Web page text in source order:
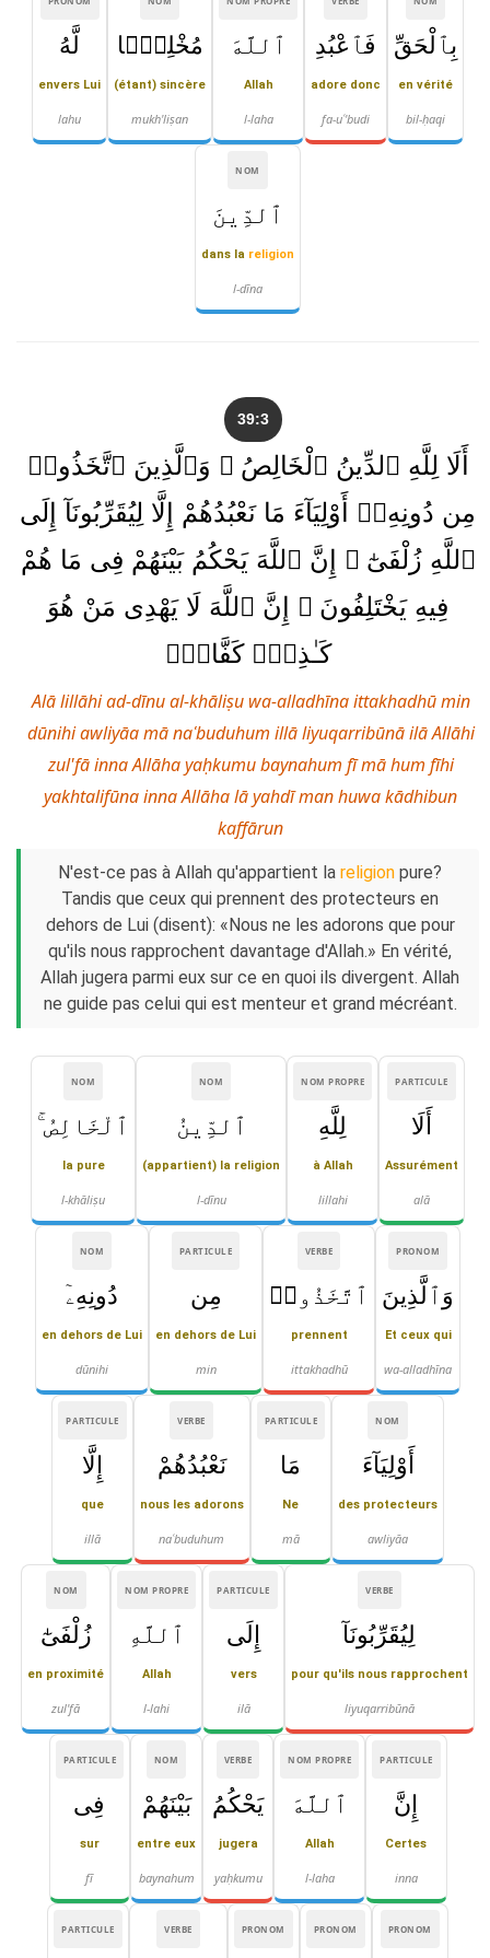
بِٱلْحَقِّ
en vérité
bil-ḥaqi
فَٱعْبُدِ
adore donc
fa-uʿ'budi
ٱللَّهَ
Allah
l-laha
مُخْلِصًۭا
(étant) sincère
mukh'liṣan
لَّهُ
envers Lui
lahu
NOM
ٱلدِّينَ
dans la religion
l-dīna
39:3
أَلَا لِلَّهِ ٱلدِّينُ ٱلْخَالِصُ ۚ وَٱلَّذِينَ ٱتَّخَذُوا۟
مِن دُونِهِۦٓ أَوْلِيَآءَ مَا نَعْبُدُهُمْ إِلَّا لِيُقَرِّبُونَآ إِلَى
ٱللَّهِ زُلْفَىٰٓ ۚ إِنَّ ٱللَّهَ يَحْكُمُ بَيْنَهُمْ فِى مَا هُمْ
فِيهِ يَخْتَلِفُونَ ۗ إِنَّ ٱللَّهَ لَا يَهْدِى مَنْ هُوَ
كَـٰذِبٌۭ كَفَّارٌۭ
Alā lillāhi ad-dīnu al-khāliṣu wa-alladhīna ittakhadhū min
dūnihi awliyāa mā naʿbuduhum illā liyuqarribūnā ilā Allāhi
zul'fā inna Allāha yaḥkumu baynahum fī mā hum fīhi
yakhtalifūna inna Allāha lā yahdī man huwa kādhibun
kaffārun
N'est-ce pas à Allah qu'appartient la religion pure?
Tandis que ceux qui prennent des protecteurs en
dehors de Lui (disent): «Nous ne les adorons que pour
qu'ils nous rapprochent davantage d'Allah.» En vérité,
Allah jugera parmi eux sur ce en quoi ils divergent. Allah
ne guide pas celui qui est menteur et grand mécréant.
PARTICULE
أَلَا
Assurément
alā
NOM PROPRE
لِلَّهِ
à Allah
lillahi
NOM
ٱلدِّينُ
(appartient) la religion
l-dīnu
NOM
ٱلْخَالِصُ ۚ
la pure
l-khāliṣu
PRONOM
وَٱلَّذِينَ
Et ceux qui
wa-alladhīna
VERBE
ٱتَّخَذُوا۟
prennent
ittakhadhū
PARTICULE
مِن
en dehors de Lui
min
NOM
دُونِهِۦٓ
en dehors de Lui
dūnihi
NOM
أَوْلِيَآءَ
des protecteurs
awliyāa
PARTICULE
مَا
Ne
mā
VERBE
نَعْبُدُهُمْ
nous les adorons
naʿbuduhum
PARTICULE
إِلَّا
que
illā
VERBE
لِيُقَرِّبُونَآ
pour qu'ils nous rapprochent
liyuqarribūnā
PARTICULE
إِلَى
vers
ilā
NOM PROPRE
ٱللَّهِ
Allah
l-lahi
NOM
زُلْفَىٰٓ
en proximité
zul'fā
PARTICULE
إِنَّ
Certes
inna
NOM PROPRE
ٱللَّهَ
Allah
l-laha
VERBE
يَحْكُمُ
jugera
yaḥkumu
NOM
بَيْنَهُمْ
entre eux
baynahum
PARTICULE
فِى
sur
fī
PRONOM
PRONOM
PRONOM
VERBE
PARTICULE